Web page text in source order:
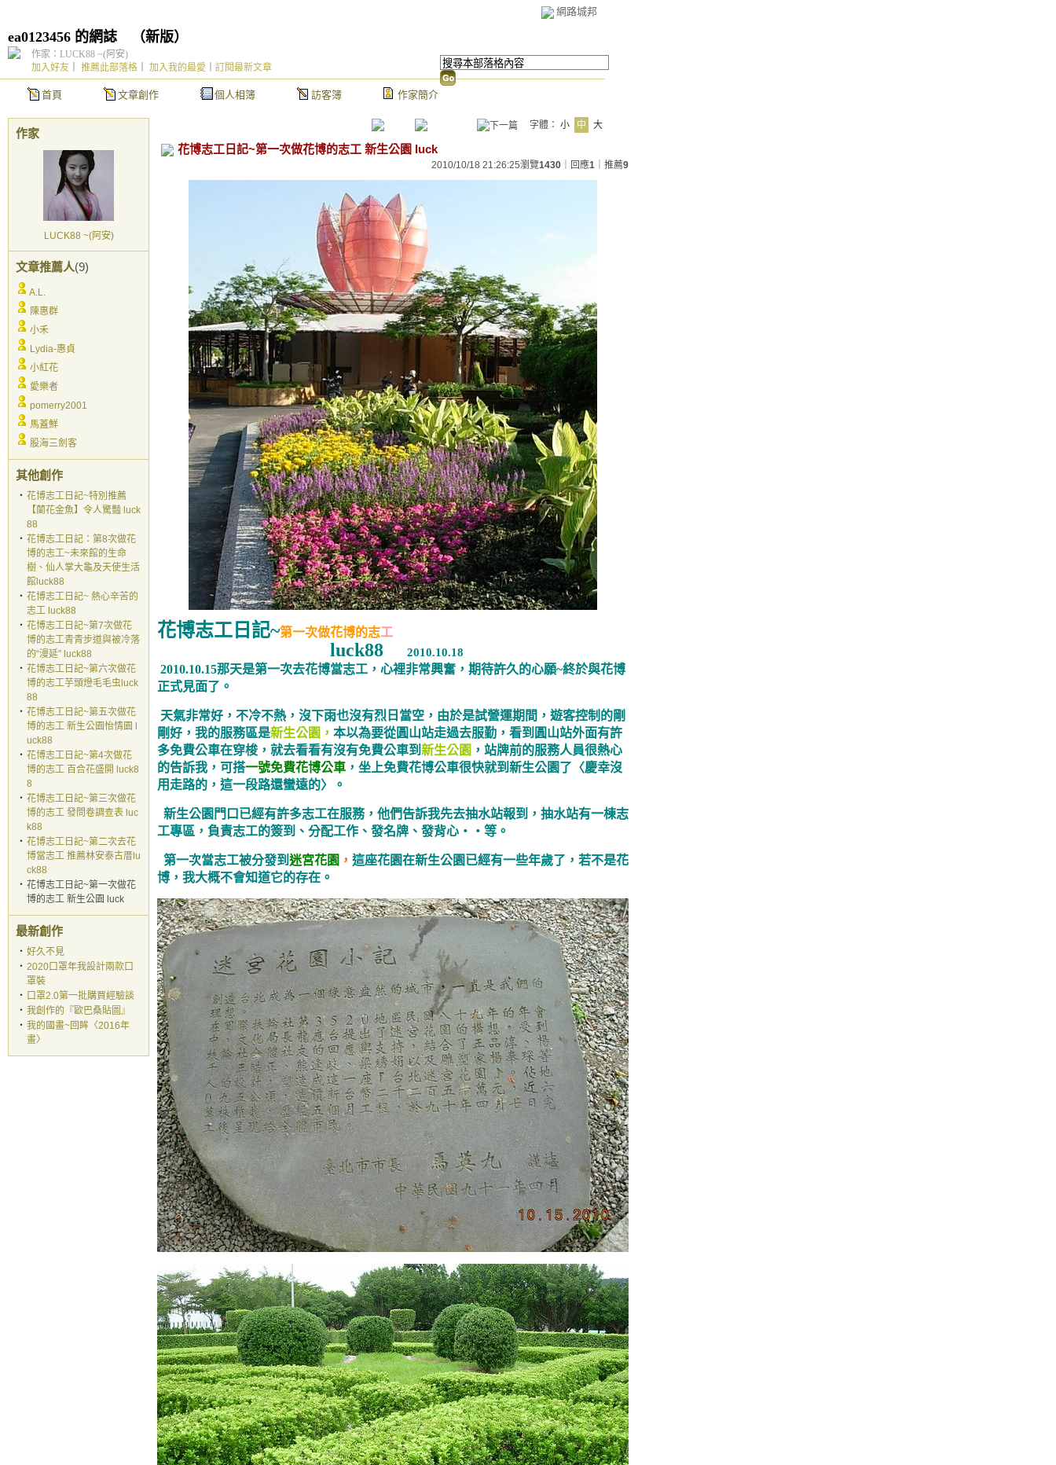
網路城邦
ea0123456 的網誌 （新版）
首頁 文章創作 個人相簿 訪客簿 作家簡介
加入好友 推薦此部落格 加入我的最愛 訂閱最新文章
作家：LUCK88 ~(阿安)
作家
LUCK88 ~(阿安)
文章推薦人(9)
A.L.
陳惠群
小禾
Lydia-惠貞
小紅花
愛樂者
pomerry2001
馬蓋鮮
股海三劍客
其他創作
‧ 花博志工日記~特別推薦
【蘭花金魚】令人驚豔 luck
88
‧ 花博志工日記：第8次做花
博的志工~未來館的生命
樹、仙人掌大龜及天使生活
館luck88
‧ 花博志工日記~ 熱心辛苦的
志工 luck88
‧ 花博志工日記~第7次做花
博的志工青青步道與被冷落
的“漫延” luck88
‧ 花博志工日記~第六次做花
博的志工芋頭燈毛毛虫luck
88
‧ 花博志工日記~第五次做花
博的志工 新生公園怡情園 l
uck88
‧ 花博志工日記~第4次做花
博的志工 百合花盛開 luck8
8
‧ 花博志工日記~第三次做花
博的志工 發問卷調查表 luc
k88
‧ 花博志工日記~第二次去花
博當志工 推薦林安泰古厝lu
ck88
‧ 花博志工日記~第一次做花
博的志工 新生公園 luck
最新創作
‧ 好久不見
‧ 2020口罩年我設計兩款口
罩裝
‧ 口罩2.0第一批購買經驗談
‧ 我創作的『歐巴桑貼圖』
‧ 我的國畫~回眸〈2016年
畫〉
字體： 小 中 大
花博志工日記~第一次做花博的志工 新生公園 luck
2010/10/18 21:26:25瀏覽1430 ｜回應1 ｜推薦9
花博志工日記~第一次做花博的志工
luck88 2010.10.18
2010.10.15那天是第一次去花博當志工，心裡非常興奮，期待許久的心願~終於與花博
正式見面了。
天氣非常好，不冷不熱，沒下雨也沒有烈日當空，由於是試營運期間，遊客控制的剛
剛好，我的服務區是新生公園， 本以為要從圓山站走過去服勤，看到圓山站外面有許
多免費公車在穿梭，就去看看有沒有免費公車到 新生公園 ，站牌前的服務人員很熱心
的告訴我，可搭一號免費花博公車 ，坐上免費花博公車很快就到新生公園了〈慶幸沒
用走路的，這一段路還蠻遠的〉。
新生公園門口已經有許多志工在服務，他們告訴我先去抽水站報到，抽水站有一棟志
工專區，負責志工的簽到、分配工作、發名牌、發背心‧‧等。
第一次當志工被分發到 迷宮花園 ， 這座花園在新生公園已經有一些年歲了，若不是花
博，我大概不會知道它的存在。